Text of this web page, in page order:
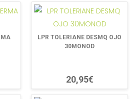
LPR TOLERIANE DESMQ OJO
30MONOD
20,95€